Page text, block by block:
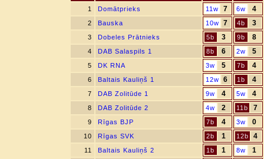
1
Domātprieks 11w 7 6w 4
2 Bauska 10w 7 4b 3
3 Dobeles Prātnieks 5b 3 9b 8
4 DAB Salaspils 1 8b 6 2w 5
5 DK RNA 3w 5 7b 4
6 Baltais Kauliņš 1 12w 6 1b 4
7 DAB Zolitūde 1 9w 4 5w 4
8 DAB Zolitūde 2 4w 2 11b 7
9 Rīgas BJP 7b 4 3w 0
10 Rīgas SVK 2b 1 12b 4
11 Baltais Kauliņš 2 1b 1 8w 1